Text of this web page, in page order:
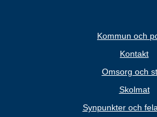
Kommun och
Kontakt
Omsorg och
Skolmat
Synpunkter och